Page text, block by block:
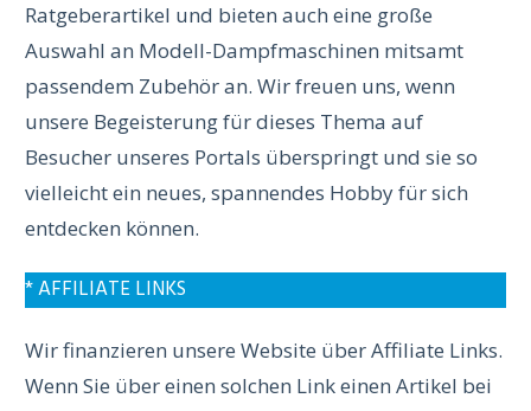
Ratgeberartikel und bieten auch eine große
Auswahl an Modell-Dampfmaschinen mitsamt
passendem Zubehör an. Wir freuen uns, wenn
unsere Begeisterung für dieses Thema auf
Besucher unseres Portals überspringt und sie so
vielleicht ein neues, spannendes Hobby für sich
entdecken können.
* AFFILIATE LINKS
Wir finanzieren unsere Website über Affiliate Links.
Wenn Sie über einen solchen Link einen Artikel bei